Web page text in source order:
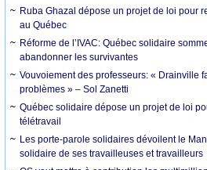
Ruba Ghazal dépose un projet de loi pour
au Québec
Réforme de l’IVAC: Québec solidaire
abandonner les survivantes
Vouvoiement des professeurs: « Drainville
problèmes » – Sol Zanetti
Québec solidaire dépose un projet de loi
télétravail
Les porte-parole solidaires dévoilent le
solidaire de ses travailleuses et travailleurs